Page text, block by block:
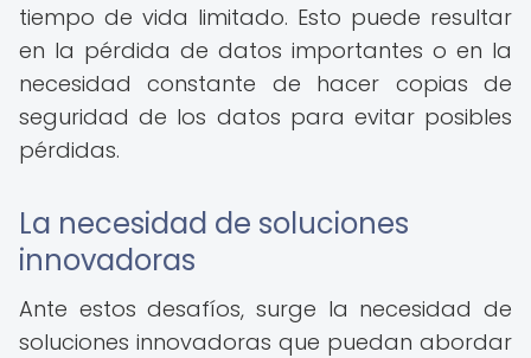
tiempo de vida limitado. Esto puede resultar
en la pérdida de datos importantes o en la
necesidad constante de hacer copias de
seguridad de los datos para evitar posibles
pérdidas.
La necesidad de soluciones
innovadoras
Ante estos desafíos, surge la necesidad de
soluciones innovadoras que puedan abordar